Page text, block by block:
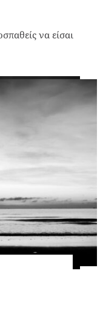
να είσαι